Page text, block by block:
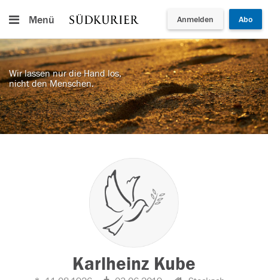
Menü Anmelden Abo
Wir lassen nur die Hand los,
nicht den Menschen.
Karlheinz Kube